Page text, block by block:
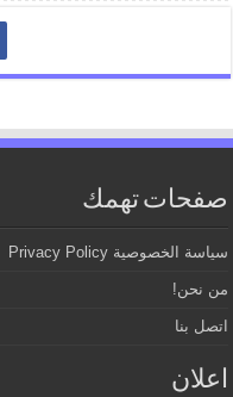
صفحات تهمك
سياسة الخصوصية Privacy Policy
من نحن!
اتصل بنا
اعلان